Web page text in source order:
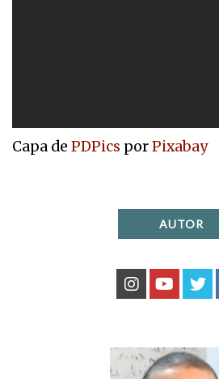
Capa de PDPics porPixabay
AUTOR